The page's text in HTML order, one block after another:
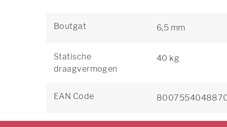
Boutgat 6,5 mm
Statische
draagvermogen
40 kg
EAN Code